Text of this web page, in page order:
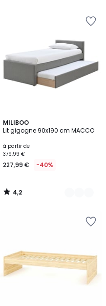
MILIBOO
Lit gigogne 90x190 cm MACCO
à partir de
379,99 €
227,99 € -40%
4,2
/ 5
3
Couleurs
4,2
/